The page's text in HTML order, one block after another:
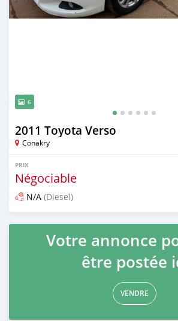
6
2011 Toyota Verso
Conakry
PRIX
Négociable
N/A (Diesel)
Publié il y a 12 jours
Votre annonce
être postée
VENDRE